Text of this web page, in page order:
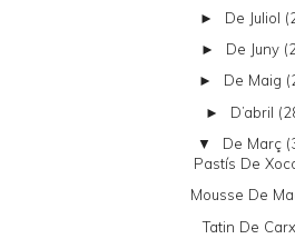
► De Juliol
► De Juny
► De Maig
► D’abril
▼ De Març
Pastís De
Mousse De
Tatin De